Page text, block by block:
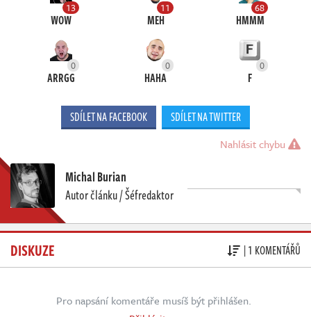
13
WOW
11
MEH
68
HMMM
0
ARRGG
0
HAHA
0
F
SDÍLET NA FACEBOOK SDÍLET NA TWITTER
Nahlásit chybu
Michal Burian
Autor článku / Šéfredaktor
DISKUZE | 1 KOMENTÁŘŮ
Pro napsání komentáře musíš být přihlášen.